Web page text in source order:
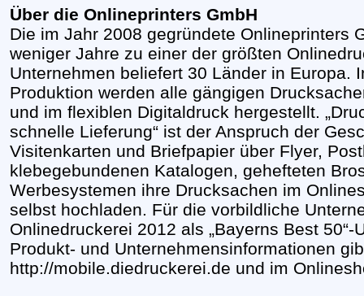
Über die Onlineprinters GmbH
Die im Jahr 2008 gegründete Onlineprinters
weniger Jahre zu einer der größten
Unternehmen beliefert 30 Länder in Europa.
Produktion werden alle gängigen
und im flexiblen Digitaldruck hergestellt.
schnelle Lieferung“ ist der Anspruch der
Visitenkarten und Briefpapier über Flyer,
klebegebundenen Katalogen, gehefteten
Werbesystemen ihre Drucksachen im
selbst hochladen. Für die vorbildliche
Onlinedruckerei 2012 als „Bayerns Best
Produkt- und Unternehmensinformationen
http://mobile.diedruckerei.de und im